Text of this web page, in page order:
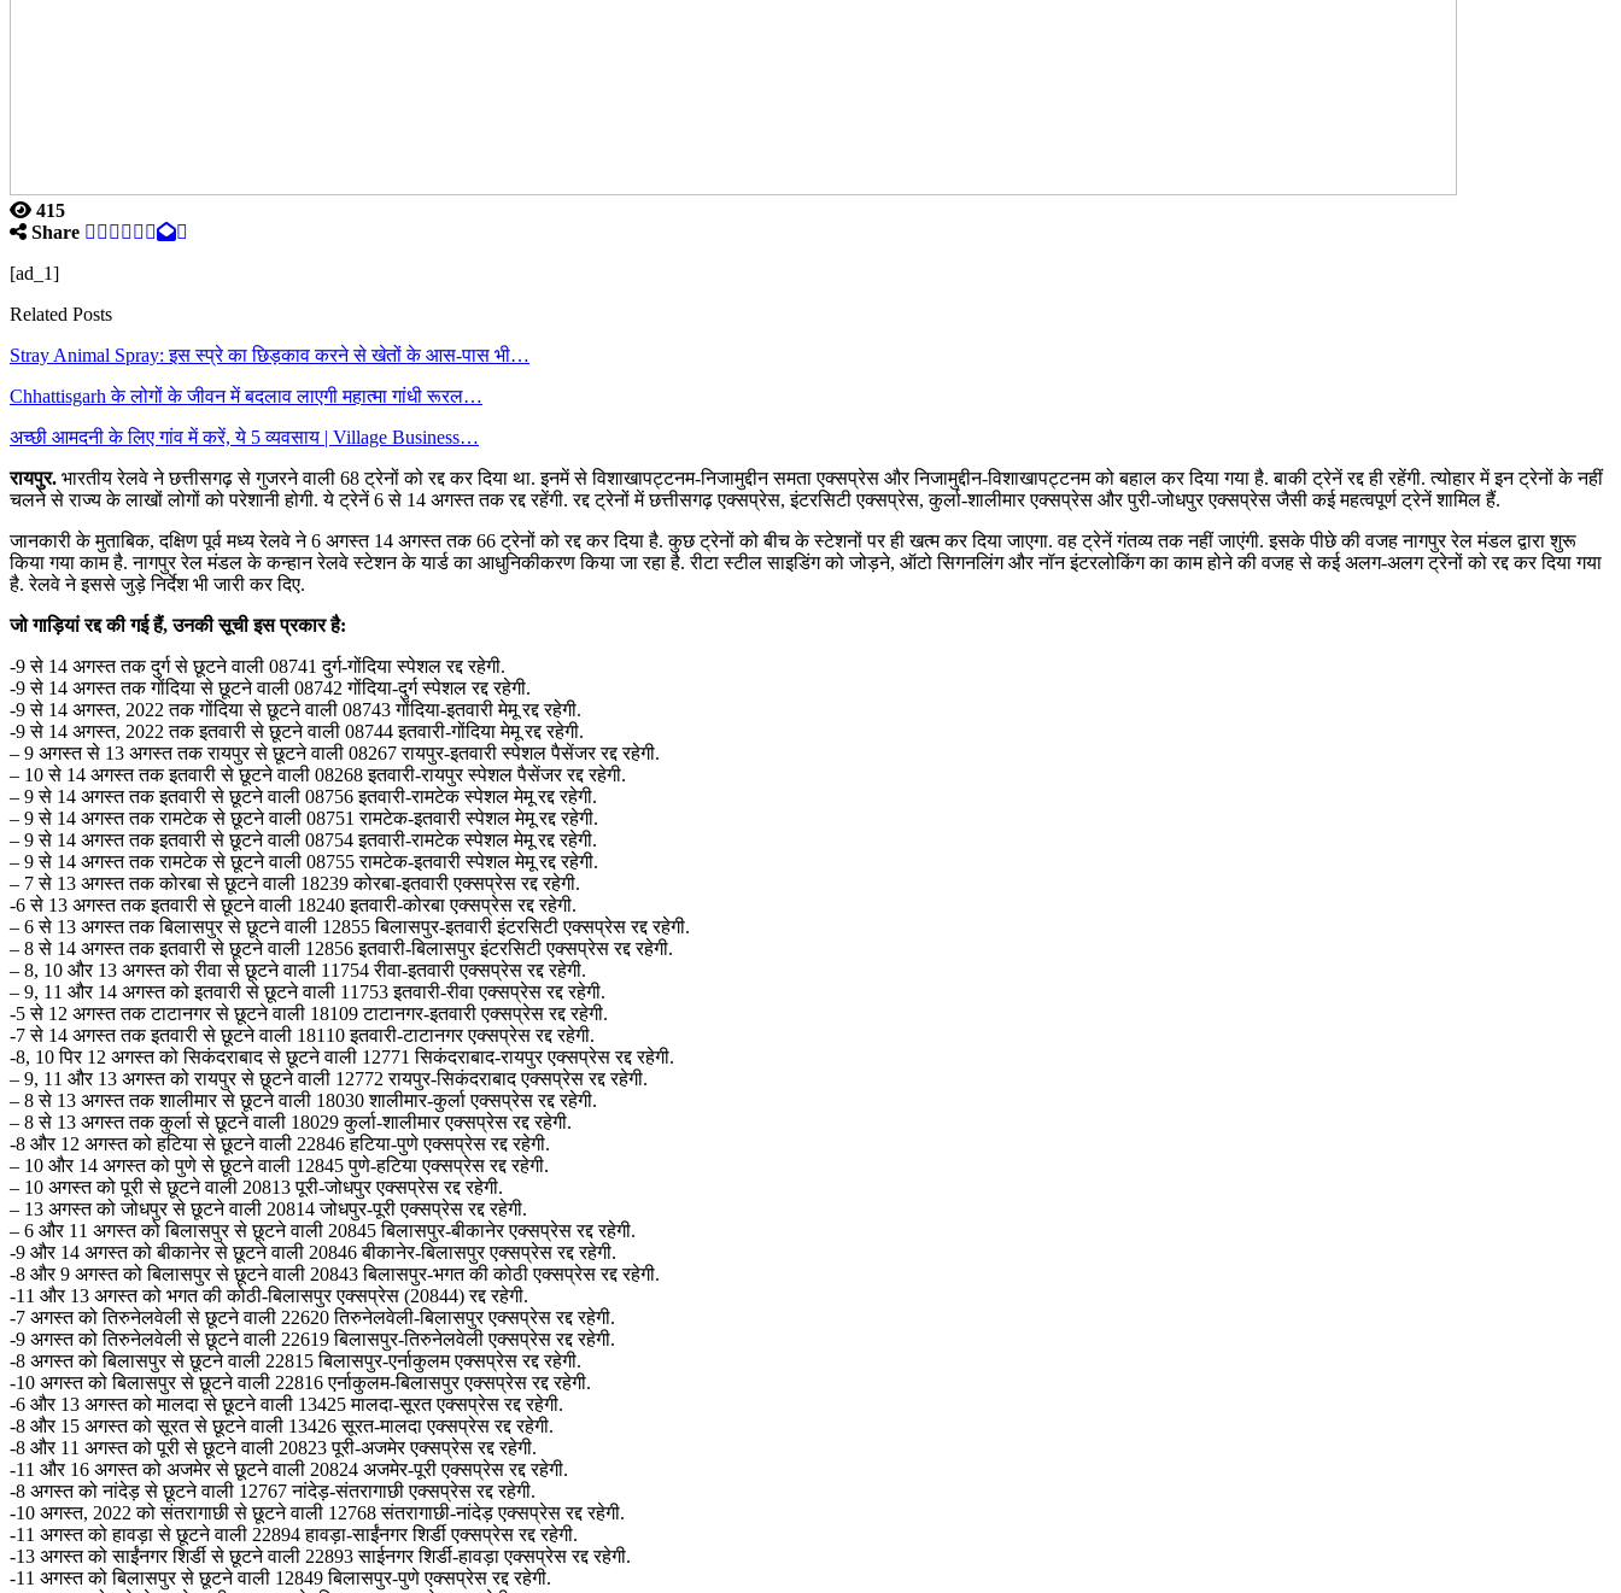
415
Share
[ad_1]
Related Posts
Stray Animal Spray: इस स्प्रे का छिड़काव करने से खेतों के आस-पास भी…
Chhattisgarh के लोगों के जीवन में बदलाव लाएगी महात्मा गांधी रूरल…
अच्छी आमदनी के लिए गांव में करें, ये 5 व्यवसाय | Village Business…
रायपुर. भारतीय रेलवे ने छत्तीसगढ़ से गुजरने वाली 68 ट्रेनों को रद्द कर दिया था. इनमें से विशाखापट्टनम-निजामुद्दीन समता एक्सप्रेस और निजामुद्दीन-विशाखापट्टनम को बहाल कर दिया गया है. बाकी ट्रेनें रद्द ही रहेंगी. त्योहार में इन ट्रेनों के नहीं
चलने से राज्य के लाखों लोगों को परेशानी होगी. ये ट्रेनें 6 से 14 अगस्त तक रद्द रहेंगी. रद्द ट्रेनों में छत्तीसगढ़ एक्सप्रेस, इंटरसिटी एक्सप्रेस, कुर्ला-शालीमार एक्सप्रेस और पुरी-जोधपुर एक्सप्रेस जैसी कई महत्वपूर्ण ट्रेनें शामिल हैं.
जानकारी के मुताबिक, दक्षिण पूर्व मध्य रेलवे ने 6 अगस्त 14 अगस्त तक 66 ट्रेनों को रद्द कर दिया है. कुछ ट्रेनों को बीच के स्टेशनों पर ही खत्म कर दिया जाएगा. वह ट्रेनें गंतव्य तक नहीं जाएंगी. इसके पीछे की वजह नागपुर रेल मंडल द्वारा शुरू
किया गया काम है. नागपुर रेल मंडल के कन्हान रेलवे स्टेशन के यार्ड का आधुनिकीकरण किया जा रहा है. रीटा स्टील साइडिंग को जोड़ने, ऑटो सिगनलिंग और नॉन इंटरलोकिंग का काम होने की वजह से कई अलग-अलग ट्रेनों को रद्द कर दिया गया
है. रेलवे ने इससे जुड़े निर्देश भी जारी कर दिए.
जो गाड़ियां रद्द की गई हैं, उनकी सूची इस प्रकार है:
-9 से 14 अगस्त तक दुर्ग से छूटने वाली 08741 दुर्ग-गोंदिया स्पेशल रद्द रहेगी.
-9 से 14 अगस्त तक गोंदिया से छूटने वाली 08742 गोंदिया-दुर्ग स्पेशल रद्द रहेगी.
-9 से 14 अगस्त, 2022 तक गोंदिया से छूटने वाली 08743 गोंदिया-इतवारी मेमू रद्द रहेगी.
-9 से 14 अगस्त, 2022 तक इतवारी से छूटने वाली 08744 इतवारी-गोंदिया मेमू रद्द रहेगी.
– 9 अगस्त से 13 अगस्त तक रायपुर से छूटने वाली 08267 रायपुर-इतवारी स्पेशल पैसेंजर रद्द रहेगी.
– 10 से 14 अगस्त तक इतवारी से छूटने वाली 08268 इतवारी-रायपुर स्पेशल पैसेंजर रद्द रहेगी.
– 9 से 14 अगस्त तक इतवारी से छूटने वाली 08756 इतवारी-रामटेक स्पेशल मेमू रद्द रहेगी.
– 9 से 14 अगस्त तक रामटेक से छूटने वाली 08751 रामटेक-इतवारी स्पेशल मेमू रद्द रहेगी.
– 9 से 14 अगस्त तक इतवारी से छूटने वाली 08754 इतवारी-रामटेक स्पेशल मेमू रद्द रहेगी.
– 9 से 14 अगस्त तक रामटेक से छूटने वाली 08755 रामटेक-इतवारी स्पेशल मेमू रद्द रहेगी.
– 7 से 13 अगस्त तक कोरबा से छूटने वाली 18239 कोरबा-इतवारी एक्सप्रेस रद्द रहेगी.
-6 से 13 अगस्त तक इतवारी से छूटने वाली 18240 इतवारी-कोरबा एक्सप्रेस रद्द रहेगी.
– 6 से 13 अगस्त तक बिलासपुर से छूटने वाली 12855 बिलासपुर-इतवारी इंटरसिटी एक्सप्रेस रद्द रहेगी.
– 8 से 14 अगस्त तक इतवारी से छूटने वाली 12856 इतवारी-बिलासपुर इंटरसिटी एक्सप्रेस रद्द रहेगी.
– 8, 10 और 13 अगस्त को रीवा से छूटने वाली 11754 रीवा-इतवारी एक्सप्रेस रद्द रहेगी.
– 9, 11 और 14 अगस्त को इतवारी से छूटने वाली 11753 इतवारी-रीवा एक्सप्रेस रद्द रहेगी.
-5 से 12 अगस्त तक टाटानगर से छूटने वाली 18109 टाटानगर-इतवारी एक्सप्रेस रद्द रहेगी.
-7 से 14 अगस्त तक इतवारी से छूटने वाली 18110 इतवारी-टाटानगर एक्सप्रेस रद्द रहेगी.
-8, 10 पिर 12 अगस्त को सिकंदराबाद से छूटने वाली 12771 सिकंदराबाद-रायपुर एक्सप्रेस रद्द रहेगी.
– 9, 11 और 13 अगस्त को रायपुर से छूटने वाली 12772 रायपुर-सिकंदराबाद एक्सप्रेस रद्द रहेगी.
– 8 से 13 अगस्त तक शालीमार से छूटने वाली 18030 शालीमार-कुर्ला एक्सप्रेस रद्द रहेगी.
– 8 से 13 अगस्त तक कुर्ला से छूटने वाली 18029 कुर्ला-शालीमार एक्सप्रेस रद्द रहेगी.
-8 और 12 अगस्त को हटिया से छूटने वाली 22846 हटिया-पुणे एक्सप्रेस रद्द रहेगी.
– 10 और 14 अगस्त को पुणे से छूटने वाली 12845 पुणे-हटिया एक्सप्रेस रद्द रहेगी.
– 10 अगस्त को पूरी से छूटने वाली 20813 पूरी-जोधपुर एक्सप्रेस रद्द रहेगी.
– 13 अगस्त को जोधपुर से छूटने वाली 20814 जोधपुर-पूरी एक्सप्रेस रद्द रहेगी.
– 6 और 11 अगस्त को बिलासपुर से छूटने वाली 20845 बिलासपुर-बीकानेर एक्सप्रेस रद्द रहेगी.
-9 और 14 अगस्त को बीकानेर से छूटने वाली 20846 बीकानेर-बिलासपुर एक्सप्रेस रद्द रहेगी.
-8 और 9 अगस्त को बिलासपुर से छूटने वाली 20843 बिलासपुर-भगत की कोठी एक्सप्रेस रद्द रहेगी.
-11 और 13 अगस्त को भगत की कोठी-बिलासपुर एक्सप्रेस (20844) रद्द रहेगी.
-7 अगस्त को तिरुनेलवेली से छूटने वाली 22620 तिरुनेलवेली-बिलासपुर एक्सप्रेस रद्द रहेगी.
-9 अगस्त को तिरुनेलवेली से छूटने वाली 22619 बिलासपुर-तिरुनेलवेली एक्सप्रेस रद्द रहेगी.
-8 अगस्त को बिलासपुर से छूटने वाली 22815 बिलासपुर-एर्नाकुलम एक्सप्रेस रद्द रहेगी.
-10 अगस्त को बिलासपुर से छूटने वाली 22816 एर्नाकुलम-बिलासपुर एक्सप्रेस रद्द रहेगी.
-6 और 13 अगस्त को मालदा से छूटने वाली 13425 मालदा-सूरत एक्सप्रेस रद्द रहेगी.
-8 और 15 अगस्त को सूरत से छूटने वाली 13426 सूरत-मालदा एक्सप्रेस रद्द रहेगी.
-8 और 11 अगस्त को पूरी से छूटने वाली 20823 पूरी-अजमेर एक्सप्रेस रद्द रहेगी.
-11 और 16 अगस्त को अजमेर से छूटने वाली 20824 अजमेर-पूरी एक्सप्रेस रद्द रहेगी.
-8 अगस्त को नांदेड़ से छूटने वाली 12767 नांदेड़-संतरागाछी एक्सप्रेस रद्द रहेगी.
-10 अगस्त, 2022 को संतरागाछी से छूटने वाली 12768 संतरागाछी-नांदेड़ एक्सप्रेस रद्द रहेगी.
-11 अगस्त को हावड़ा से छूटने वाली 22894 हावड़ा-साईंनगर शिर्डी एक्सप्रेस रद्द रहेगी.
-13 अगस्त को साईंनगर शिर्डी से छूटने वाली 22893 साईनगर शिर्डी-हावड़ा एक्सप्रेस रद्द रहेगी.
-11 अगस्त को बिलासपुर से छूटने वाली 12849 बिलासपुर-पुणे एक्सप्रेस रद्द रहेगी.